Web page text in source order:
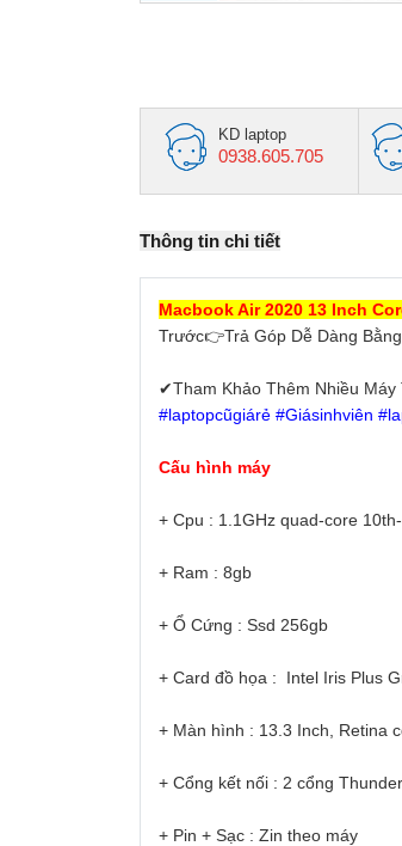
KD laptop
0938.605.705
Thông tin chi tiết
Macbook Air 2020 13 Inch
Trước👉Trả Góp Dễ Dàng
✔Tham Khảo Thêm Nhiều
#laptopcũgiárẻ #Giásinhviên
Cấu hình máy
+ Cpu : 1.1GHz quad-core
+ Ram : 8gb
+ Ổ Cứng : Ssd 256gb
+ Card đồ họa : Intel Iris Plus
+ Màn hình : 13.3 Inch, Retina
+ Cổng kết nối : 2 cổng
+ Pin + Sạc : Zin theo máy